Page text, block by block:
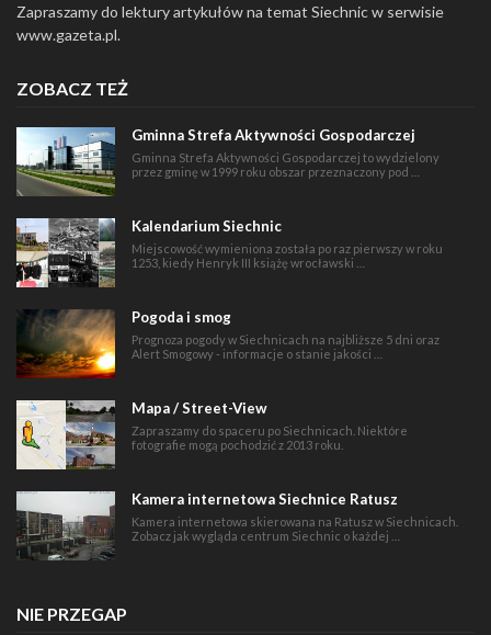
Zapraszamy do lektury artykułów na temat Siechnic w serwisie
www.gazeta.pl.
ZOBACZ TEŻ
Gminna Strefa Aktywności Gospodarczej
Gminna Strefa Aktywności Gospodarczej to wydzielony
przez gminę w 1999 roku obszar przeznaczony pod …
Kalendarium Siechnic
Miejscowość wymieniona została po raz pierwszy w roku
1253, kiedy Henryk III książę wrocławski …
Pogoda i smog
Prognoza pogody w Siechnicach na najbliższe 5 dni oraz
Alert Smogowy - informacje o stanie jakości …
Mapa / Street-View
Zapraszamy do spaceru po Siechnicach. Niektóre
fotografie mogą pochodzić z 2013 roku.
Kamera internetowa Siechnice Ratusz
Kamera internetowa skierowana na Ratusz w Siechnicach.
Zobacz jak wygląda centrum Siechnic o każdej …
NIE PRZEGAP